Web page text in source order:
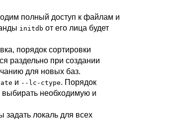
полный доступ к файлам и
initdb от его лица будет
порядок сортировки
раздельно при создании
для новых баз.
и --lc-ctype. Порядок
выбирать необходимую и
задать локаль для всех